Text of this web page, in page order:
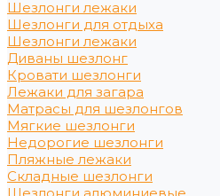
Шезлонги лежаки
Шезлонги для отдыха
Шезлонги лежаки
Диваны шезлонг
Кровати шезлонги
Лежаки для загара
Матрасы для шезлонгов
Мягкие шезлонги
Недорогие шезлонги
Пляжные лежаки
Складные шезлонги